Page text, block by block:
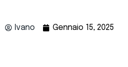
Ivano Gennaio 15, 2025